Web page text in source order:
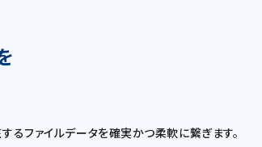
るファイルデータを確実かつ柔軟に繋ぎます。